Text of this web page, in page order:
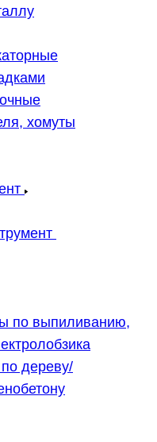
хомуты
по выпиливанию,
дереву/